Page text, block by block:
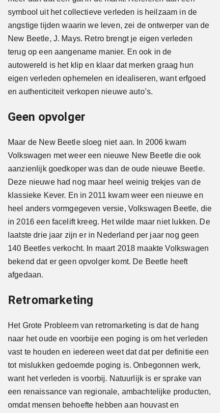
symbool uit het collectieve verleden is heilzaam in de
angstige tijden waarin we leven, zei de ontwerper van de
New Beetle, J. Mays. Retro brengt je eigen verleden
terug op een aangename manier. En ook in de
autowereld is het klip en klaar dat merken graag hun
eigen verleden ophemelen en idealiseren, want erfgoed
en authenticiteit verkopen nieuwe auto’s.
Geen opvolger
Maar de New Beetle sloeg niet aan. In 2006 kwam
Volkswagen met weer een nieuwe New Beetle die ook
aanzienlijk goedkoper was dan de oude nieuwe Beetle.
Deze nieuwe had nog maar heel weinig trekjes van de
klassieke Kever. En in 2011 kwam weer een nieuwe en
heel anders vormgegeven versie, Volkswagen Beetle, die
in 2016 een facelift kreeg. Het wilde maar niet lukken. De
laatste drie jaar zijn er in Nederland per jaar nog geen
140 Beetles verkocht. In maart 2018 maakte Volkswagen
bekend dat er geen opvolger komt. De Beetle heeft
afgedaan.
Retromarketing
Het Grote Probleem van retromarketing is dat de hang
naar het oude en voorbije een poging is om het verleden
vast te houden en iedereen weet dat dat per definitie een
tot mislukken gedoemde poging is. Onbegonnen werk,
want het verleden is voorbij. Natuurlijk is er sprake van
een renaissance van regionale, ambachtelijke producten,
omdat mensen behoefte hebben aan houvast en